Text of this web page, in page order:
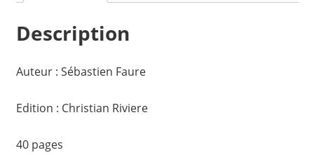
neekzisto
Dio
Description
Auteur : Sébastien Faure
Edition : Christian Riviere
40 pages